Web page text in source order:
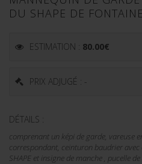
DU SHAPE DE
ESTIMATION : 80.00€
PRIX ADJUGÉ : -
DÉTAILS :
comprenant un képi de garde, vareuse
correspondant, ceinturon baudrier avec
SHAPE et insigne de manche , pucelle de